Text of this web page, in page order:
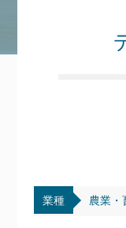
業種 農業・